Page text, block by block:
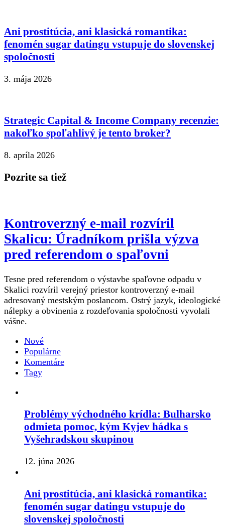
Ani prostitúcia, ani klasická romantika:
fenomén sugar datingu vstupuje do slovenskej
spoločnosti
3. mája 2026
Strategic Capital & Income Company recenzie:
nakoľko spoľahlivý je tento broker?
8. apríla 2026
Pozrite sa tiež
Kontroverzný e-mail rozvíril
Skalicu: Úradníkom prišla výzva
pred referendom o spaľovni
Tesne pred referendom o výstavbe spaľovne odpadu v
Skalici rozvíril verejný priestor kontroverzný e-mail
adresovaný mestským poslancom. Ostrý jazyk, ideologické
nálepky a obvinenia z rozdeľovania spoločnosti vyvolali
vášne.
Nové
Populárne
Komentáre
Tagy
Problémy východného krídla: Bulharsko
odmieta pomoc, kým Kyjev hádka s
Vyšehradskou skupinou
12. júna 2026
Ani prostitúcia, ani klasická romantika:
fenomén sugar datingu vstupuje do
slovenskej spoločnosti